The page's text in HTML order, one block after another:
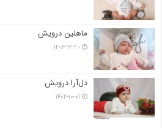
ماهلین درویش
۱۴۰۳-۱۲-۲۰
دل‌آرا درویش
۱۴۰۲-۱۰-۰۱